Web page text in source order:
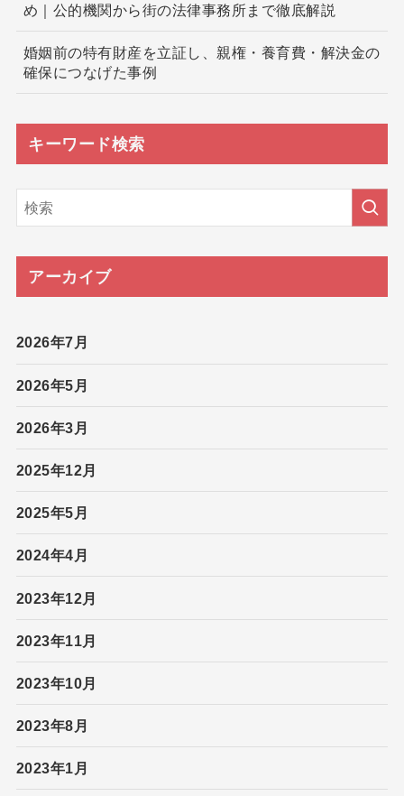
め｜公的機関から街の法律事務所まで徹底解説
婚姻前の特有財産を立証し、親権・養育費・解決金の
確保につなげた事例
キーワード検索
アーカイブ
2026年7月
2026年5月
2026年3月
2025年12月
2025年5月
2024年4月
2023年12月
2023年11月
2023年10月
2023年8月
2023年1月